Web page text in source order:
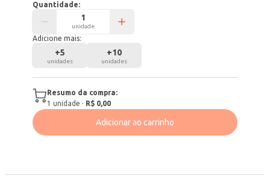
Quantidade:
unidade
Adicione mais:
+5
unidades
+10
unidades
Resumo da compra:
1 unidade · R$ 0,00
Adicionar ao carrinho